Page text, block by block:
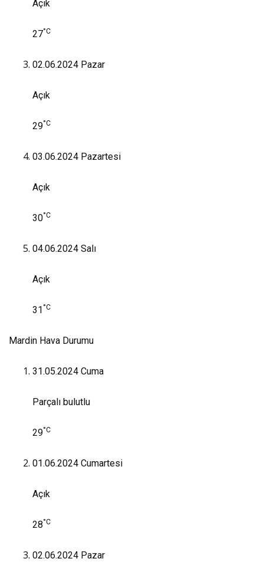
Açık
27°C
02.06.2024 Pazar
Açık
29°C
03.06.2024 Pazartesi
Açık
30°C
04.06.2024 Salı
Açık
31 °C
Mardin Hava Durumu
31.05.2024 Cuma
Parçalı bulutlu
29°C
01.06.2024 Cumartesi
Açık
28°C
02.06.2024 Pazar